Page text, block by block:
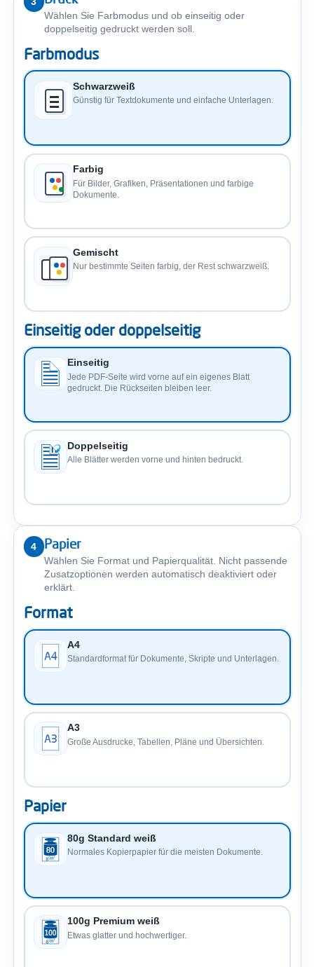
Wählen Sie Farbmodus und ob einseitig oder
doppelseitig gedruckt werden soll.
Farbmodus
Schwarzweiß
Günstig für Textdokumente und einfache Unterlagen.
Farbig
Für Bilder, Grafiken, Präsentationen und farbige
Dokumente.
Gemischt
Nur bestimmte Seiten farbig, der Rest schwarzweiß.
Einseitig oder doppelseitig
Einseitig
Jede PDF-Seite wird vorne auf ein eigenes Blatt
gedruckt. Die Rückseiten bleiben leer.
Doppelseitig
Alle Blätter werden vorne und hinten bedruckt.
4 Papier
Wählen Sie Format und Papierqualität. Nicht passende
Zusatzoptionen werden automatisch deaktiviert oder
erklärt.
Format
A4
Standardformat für Dokumente, Skripte und Unterlagen.
A3
Große Ausdrucke, Tabellen, Pläne und Übersichten.
Papier
80g Standard weiß
Normales Kopierpapier für die meisten Dokumente.
100g Premium weiß
Etwas glatter und hochwertiger.